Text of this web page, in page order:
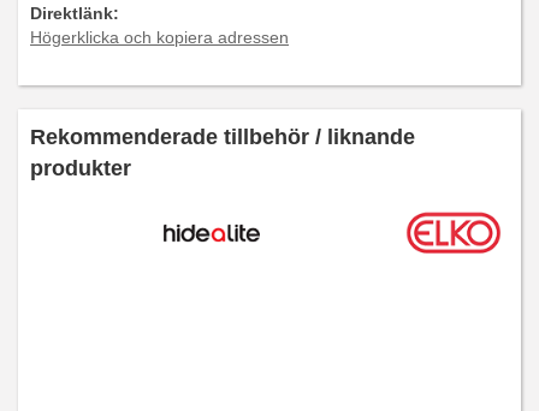
Direktlänk:
Högerklicka och kopiera adressen
Rekommenderade tillbehör / liknande
produkter